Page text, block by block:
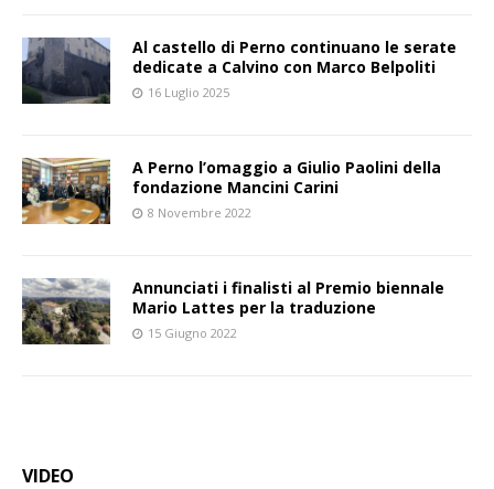
Al castello di Perno continuano le serate
dedicate a Calvino con Marco Belpoliti
16 Luglio 2025
A Perno l’omaggio a Giulio Paolini della
fondazione Mancini Carini
8 Novembre 2022
Annunciati i finalisti al Premio biennale
Mario Lattes per la traduzione
15 Giugno 2022
VIDEO